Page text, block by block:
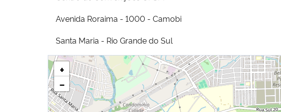
Avenida Roraima - 1000 - Camobi
Santa Maria - Rio Grande do Sul
+
−